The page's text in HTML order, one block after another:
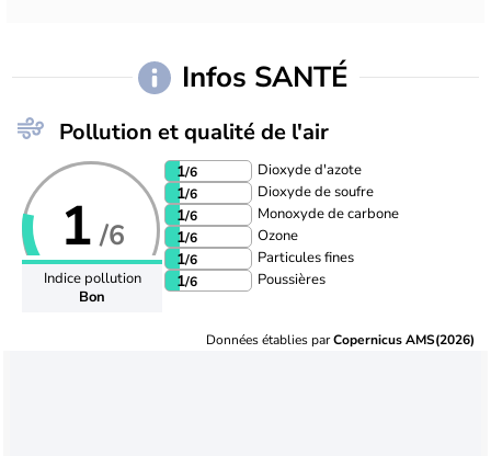
Infos SANTÉ
Pollution et qualité de l'air
1 /6
Indice pollution
Bon
1/6 Dioxyde d'azote
1/6 Dioxyde de soufre
1/6 Monoxyde de carbone
1/6 Ozone
1/6 Particules fines
1/6 Poussières
Données établies parCopernicus AMS(2026)